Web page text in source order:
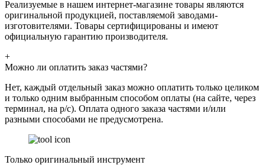
Реализуемые в нашем интернет-магазине товары являются
оригинальной продукцией, поставляемой заводами-
изготовителями. Товары сертифицированы и имеют
официальную гарантию производителя.
+
Можно ли оплатить заказ частями?
Нет, каждый отдельный заказ можно оплатить только целиком
и только одним выбранным способом оплаты (на сайте, через
терминал, на р/с). Оплата одного заказа частями и/или
разными способами не предусмотрена.
Только оригинальный инструмент